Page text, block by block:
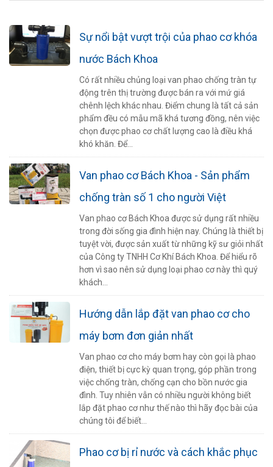
Sự nổi bật vượt trội của phao cơ khóa
nước Bách Khoa
Có rất nhiều chủng loại van phao chống tràn tự
động trên thị trường được bán ra với mứ giá
chênh lệch khác nhau. Điểm chung là tất cả sản
phẩm đều có mẫu mã khá tương đồng, nên việc
chọn được phao cơ chất lượng cao là điều khá
khó khăn. Để...
Van phao cơ Bách Khoa - Sản phẩm
chống tràn số 1 cho người Việt
Van phao cơ Bách Khoa được sử dụng rất nhiều
trong đời sống gia đình hiện nay. Chúng là thiết bị
tuyệt vời, được sản xuất từ những kỹ sư giỏi nhất
của Công ty TNHH Cơ Khí Bách Khoa. Để hiểu rõ
hơn vì sao nên sử dụng loại phao cơ này thì quý
khách...
Hướng dẫn lắp đặt van phao cơ cho
máy bơm đơn giản nhất
Van phao cơ cho máy bơm hay còn gọi là phao
điện, thiết bị cực kỳ quan trọng, góp phần trong
việc chống tràn, chống cạn cho bồn nước gia
đình. Tuy nhiên vẫn có nhiều người không biết
lắp đặt phao cơ như thế nào thì hãy đọc bài của
chúng tôi để biết...
Phao cơ bị rỉ nước và cách khắc phục